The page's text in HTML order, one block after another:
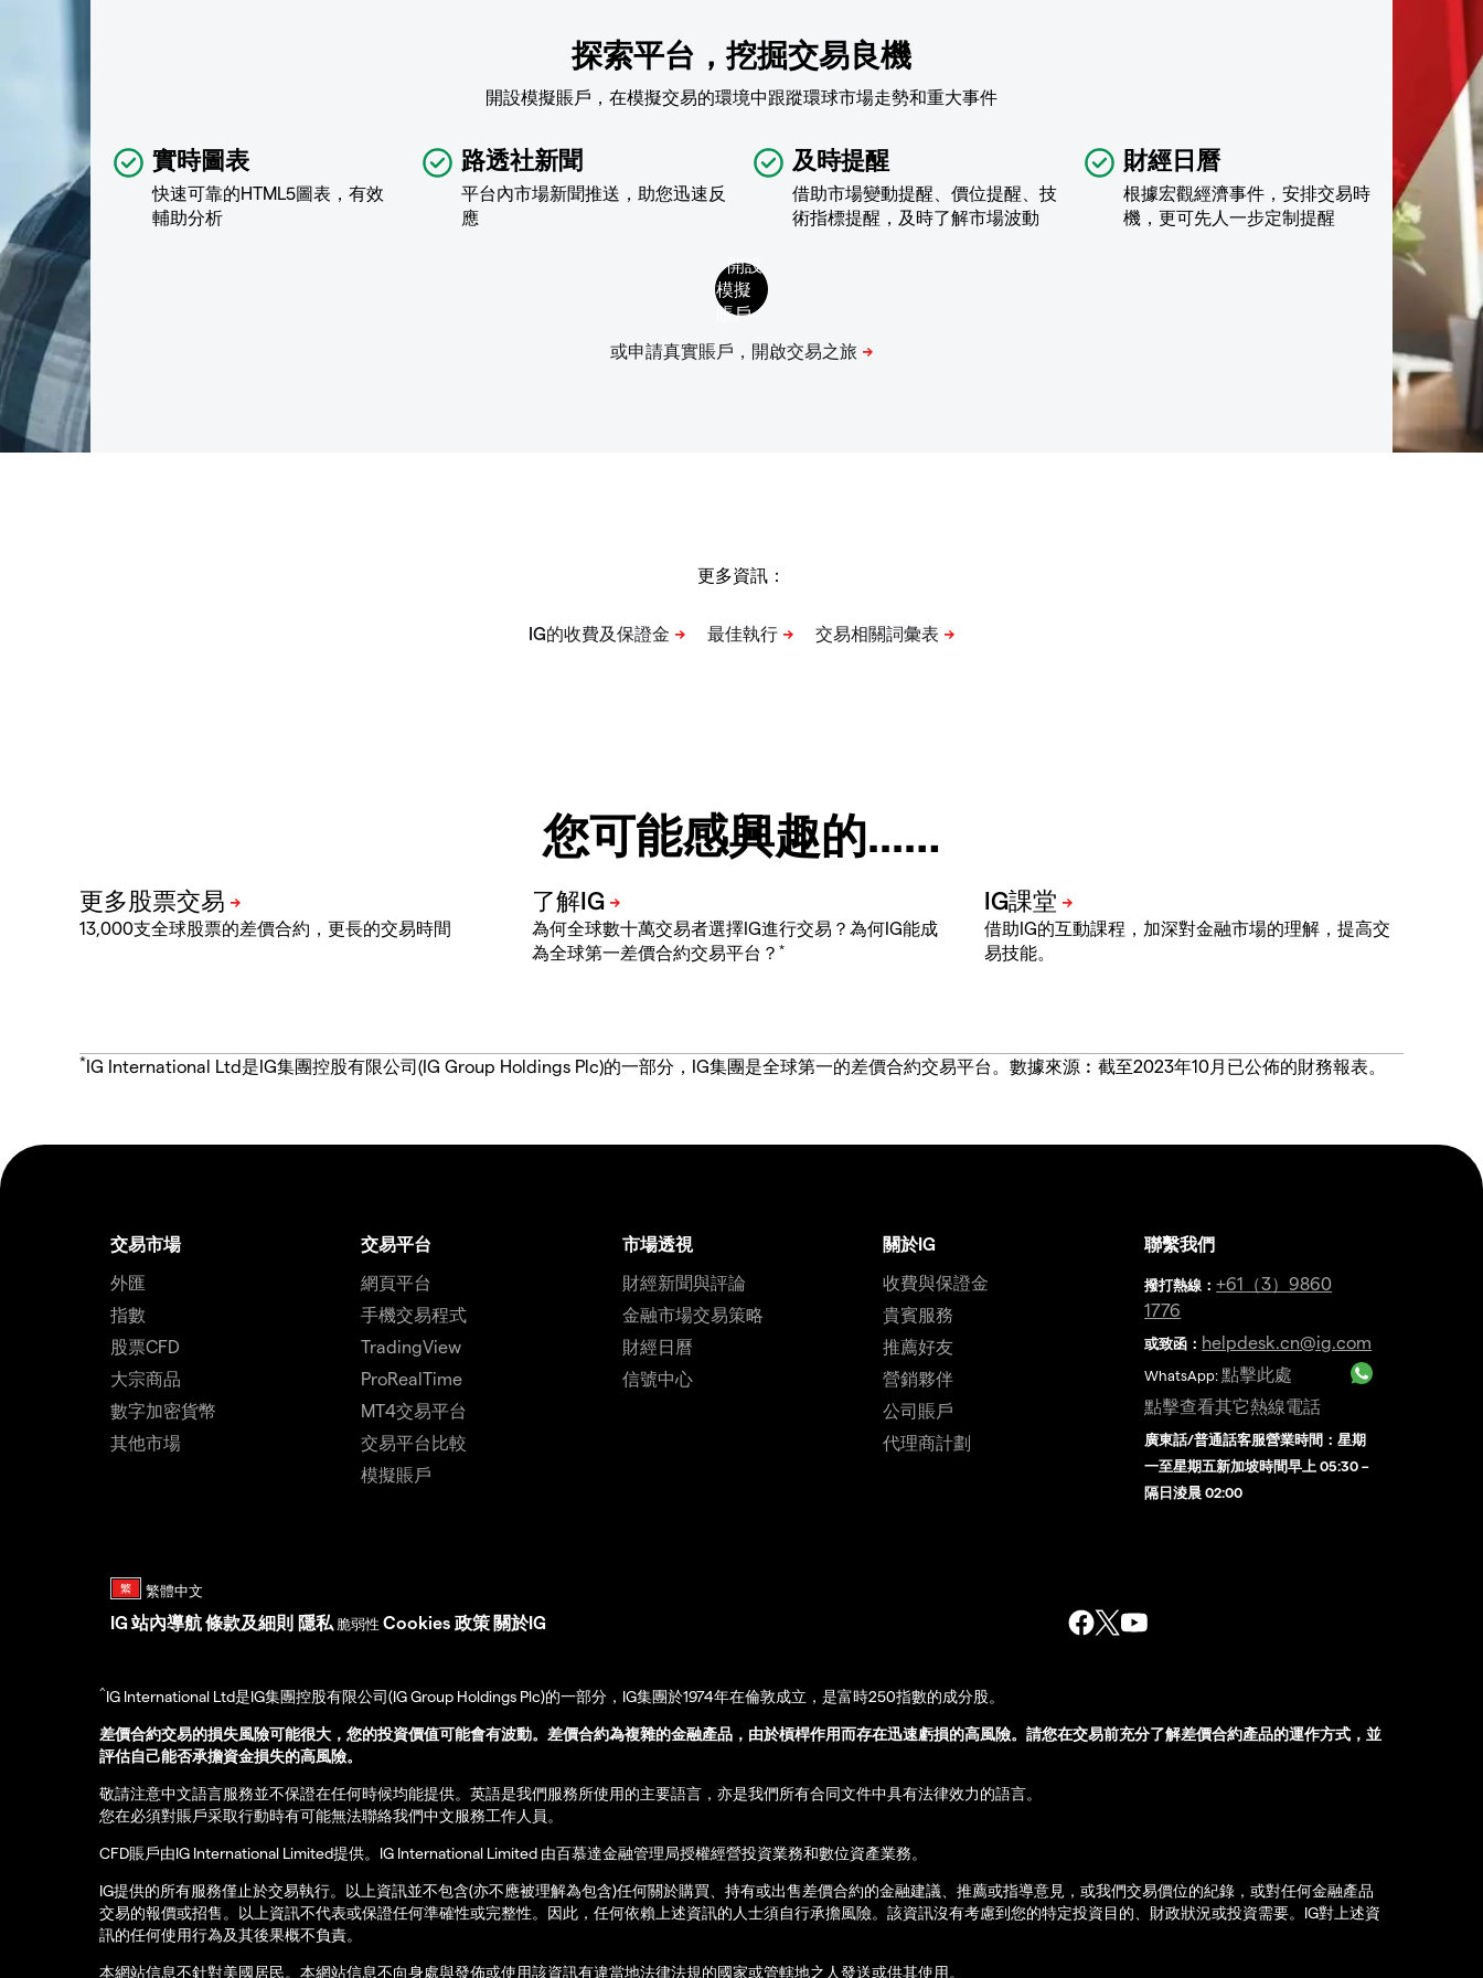
探索平台，挖掘交易良機
開設模擬賬戶，在模擬交易的環境中跟蹤環球市場走勢和重大事件
實時圖表
快速可靠的HTML5圖表，有效
輔助分析
路透社新聞
平台內市場新聞推送，助您迅速反
應
及時提醒
借助市場變動提醒、價位提醒、技
術指標提醒，及時了解市場波動
財經日曆
根據宏觀經濟事件，安排交易時
機，更可先人一步定制提醒
更多資訊：
您可能感興趣的...…
13,000支全球股票的差價合約，更長的交易時間
為何全球數十萬交易者選擇IG進行交易？為何IG能成
為全球第一差價合約交易平台？ *
借助IG的互動課程，加深對金融市場的理解，提高交
易技能。
*IG International Ltd是IG集團控股有限公司(IG Group Holdings Plc)的一部分，IG集團是全球第一的差價合約交易平台。數據來源︰截至2023年10月已公佈的財務報表。
交易市場
外匯
指數
股票CFD
大宗商品
數字加密貨幣
其他市場
交易平台
網頁平台
手機交易程式
TradingView
ProRealTime
MT4交易平台
交易平台比較
模擬賬戶
市場透視
財經新聞與評論
金融市場交易策略
財經日曆
信號中心
關於IG
收費與保證金
貴賓服務
推薦好友
營銷夥伴
公司賬戶
代理商計劃
聯繫我們
撥打熱線 ：+61（3）9860
1776
或致函： helpdesk.cn@ig.com
WhatsApp:點擊此處
點擊查看其它熱線電話
廣東話/普通話客服營業時間：星期
一至星期五新加坡時間早上 05:30 –
隔日淩晨 02:00
IG 站內導航條款及細則 隱私 脆弱性 Cookies 政策 關於IG
^IG International Ltd是IG集團控股有限公司(IG Group Holdings Plc)的一部分，IG集團於1974年在倫敦成立，是富時250指數的成分股。
差價合約交易的損失風險可能很大，您的投資價值可能會有波動。差價合約為複雜的金融產品，由於槓桿作用而存在迅速虧損的高風險。請您在交易前充分了解差價合約產品的運作方式，並
評估自己能否承擔資金損失的高風險。
敬請注意中文語言服務並不保證在任何時候均能提供。英語是我們服務所使用的主要語言，亦是我們所有合同文件中具有法律效力的語言。
您在必須對賬戶采取行動時有可能無法聯絡我們中文服務工作人員。
CFD賬戶由IG International Limited提供。IG International Limited 由百慕達金融管理局授權經營投資業務和數位資產業務。
IG提供的所有服務僅止於交易執行。以上資訊並不包含(亦不應被理解為包含)任何關於購買、持有或出售差價合約的金融建議、推薦或指導意見，或我們交易價位的紀錄，或對任何金融產品
交易的報價或招售。以上資訊不代表或保證任何準確性或完整性。因此，任何依賴上述資訊的人士須自行承擔風險。該資訊沒有考慮到您的特定投資目的、財政狀況或投資需要。IG對上述資
訊的任何使用行為及其後果概不負責。
本網站信息不針對美國居民。本網站信息不向身處與發佈或使用該資訊有違當地法律法規的國家或管轄地之人發送或供其使用。